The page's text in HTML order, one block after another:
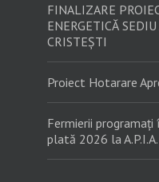
FINALIZARE
ENERGETICĂ
CRISTEȘTI
Proiect Hotarare
Fermierii programați
plată 2026 la